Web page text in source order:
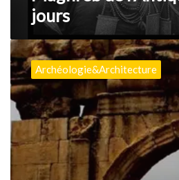
joursjours
Le
site
archéologique
de
Diana
Veteranorum
prochainement
clôturé
Archéologie&Architecture